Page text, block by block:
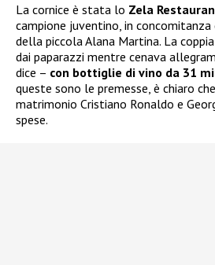
La cornice è stata lo Zela
campione juventino, in
della piccola Alana Martina. La
dai paparazzi mentre cenava
dice – con bottiglie di vino da 31
queste sono le premesse, è chiaro
matrimonio Cristiano Ronaldo e
spese.